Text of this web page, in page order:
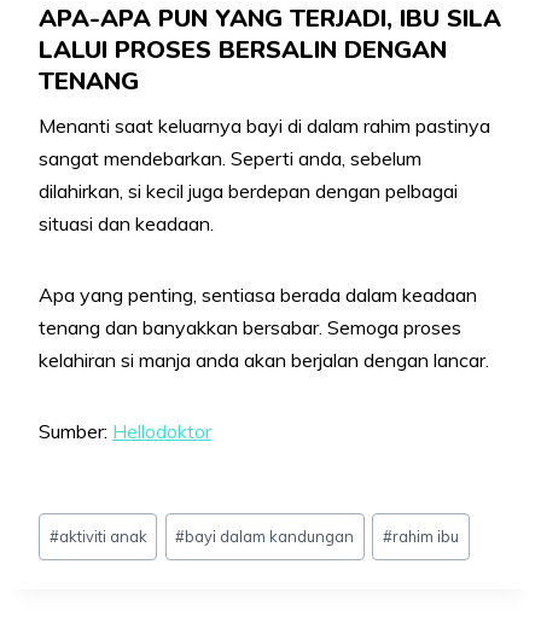
APA-APA PUN YANG TERJADI, IBU SILA
LALUI PROSES BERSALIN DENGAN
TENANG
Menanti saat keluarnya bayi di dalam rahim pastinya
sangat mendebarkan. Seperti anda, sebelum
dilahirkan, si kecil juga berdepan dengan pelbagai
situasi dan keadaan.
Apa yang penting, sentiasa berada dalam keadaan
tenang dan banyakkan bersabar. Semoga proses
kelahiran si manja anda akan berjalan dengan lancar.
Sumber: Hellodoktor
Post
Tags:
#aktiviti anak #bayi dalam kandungan #rahim ibu